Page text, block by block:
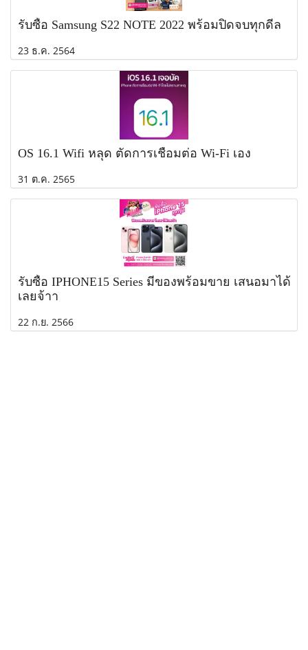
รับซื้อ Samsung S22 NOTE 2022 พร้อมปิดจบทุกดีล
23 ธ.ค. 2564
OS 16.1 Wifi หลุด ตัดการเชื่อมต่อ Wi-Fi เอง
31 ต.ค. 2565
รับซื้อ IPHONE15 Series มีของพร้อมขาย เสนอมาได้
เลยจ้าา
22 ก.ย. 2566